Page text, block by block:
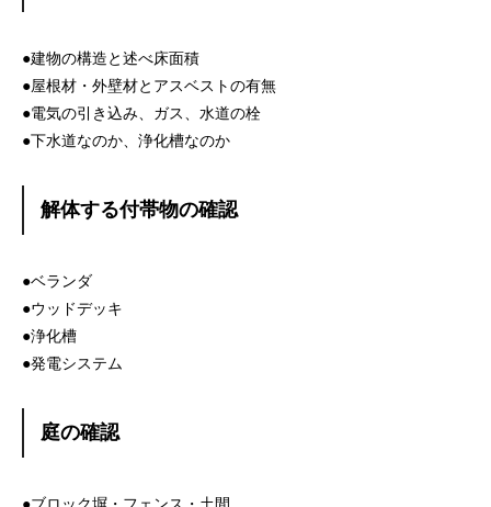
●建物の構造と述べ床面積
●屋根材・外壁材とアスベストの有無
●電気の引き込み、ガス、水道の栓
●下水道なのか、浄化槽なのか
解体する付帯物の確認
●ベランダ
●ウッドデッキ
●浄化槽
●発電システム
庭の確認